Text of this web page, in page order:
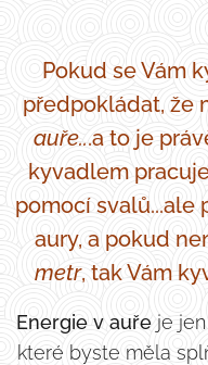
Pokud se Vám
předpokládat, že
auře...a to je
kyvadlem
pomocí svalů...ale
aury, a pokud
metr, tak Vám
Energie v auře je
které byste měla